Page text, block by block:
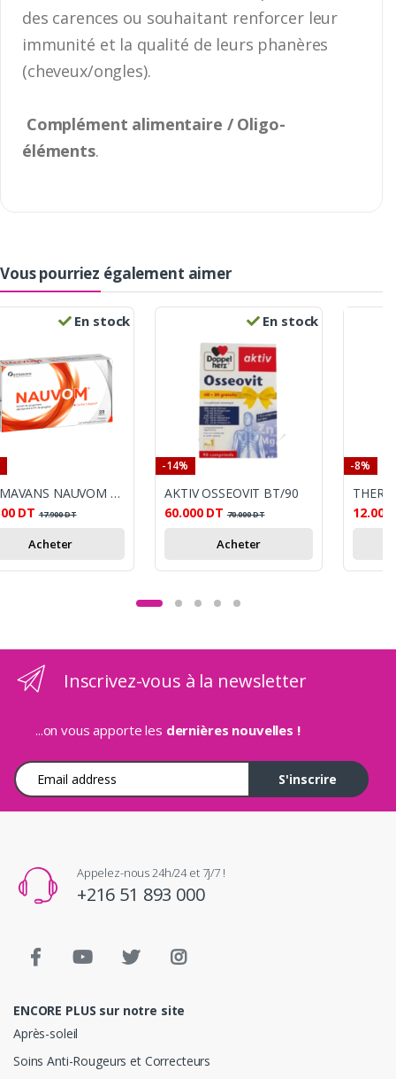
des carences ou souhaitant renforcer leur
immunité et la qualité de leurs phanères
(cheveux/ongles).
Complément alimentaire / Oligo-
éléments.
Vous pourriez également aimer
En stock
FARMAVANS NAUVOM CONFORT DIGESTIF 20 GELULES
DT 17.900DT
Acheter
En stock
-14%
AKTIV OSSEOVIT BT/90
60.000 DT 70.000DT
Acheter
-8%
12.000
Inscrivez-vous à la newsletter
...on vous apporte les dernières nouvelles !
Adresse e-mail
S'inscrire
Appelez-nous 24h/24 et 7j/7 !
+216 51 893 000
ENCORE PLUS sur notre site
Après-soleil
Soins Anti-Rougeurs et Correcteurs